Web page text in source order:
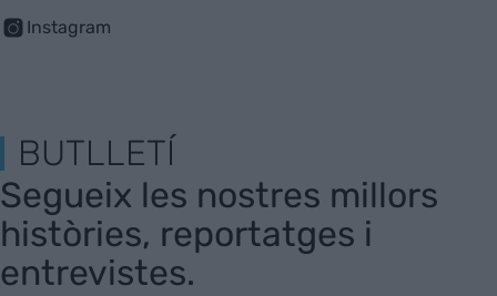
Instagram
BUTLLETÍ
Segueix les nostres millors
històries, reportatges i
entrevistes.